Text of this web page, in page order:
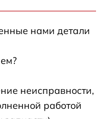
нами детали
неисправности,
работой